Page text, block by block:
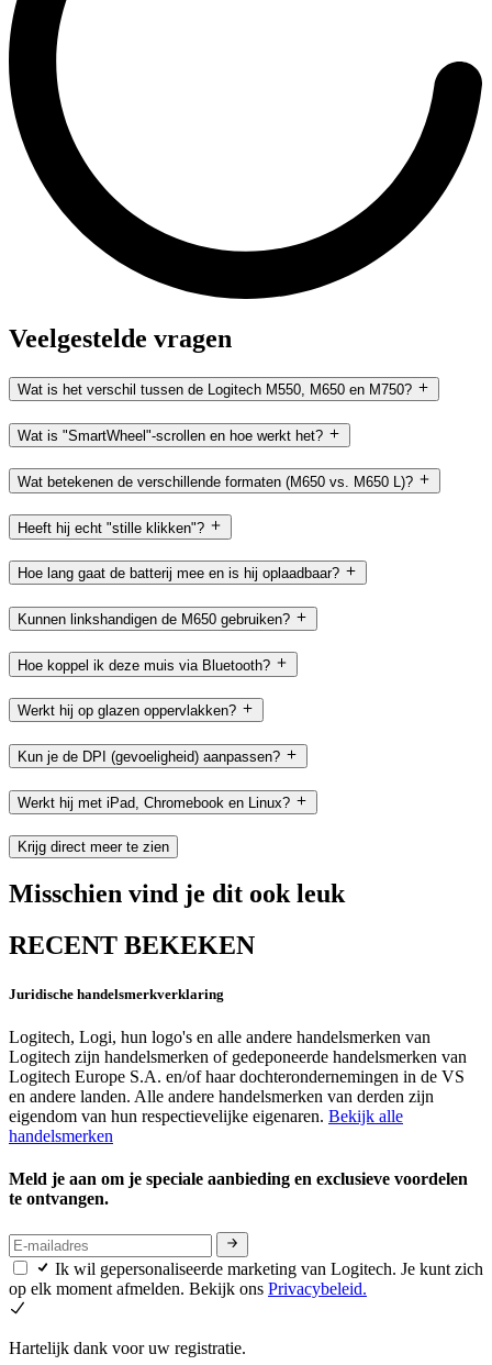
Veelgestelde vragen
Wat is het verschil tussen de Logitech M550, M650 en M750?
Wat is "SmartWheel"-scrollen en hoe werkt het?
Wat betekenen de verschillende formaten (M650 vs. M650 L)?
Heeft hij echt "stille klikken"?
Hoe lang gaat de batterij mee en is hij oplaadbaar?
Kunnen linkshandigen de M650 gebruiken?
Hoe koppel ik deze muis via Bluetooth?
Werkt hij op glazen oppervlakken?
Kun je de DPI (gevoeligheid) aanpassen?
Werkt hij met iPad, Chromebook en Linux?
Krijg direct meer te zien
Misschien vind je dit ook leuk
RECENT BEKEKEN
Juridische handelsmerkverklaring
Logitech, Logi, hun logo's en alle andere handelsmerken van
Logitech zijn handelsmerken of gedeponeerde handelsmerken van
Logitech Europe S.A. en/of haar dochterondernemingen in de VS
en andere landen. Alle andere handelsmerken van derden zijn
eigendom van hun respectievelijke eigenaren. Bekijk alle
handelsmerken
Meld je aan om je speciale aanbieding en exclusieve voordelen
te ontvangen.
Ik wil gepersonaliseerde marketing van Logitech. Je kunt zich
op elk moment afmelden. Bekijk ons Privacybeleid.
Hartelijk dank voor uw registratie.